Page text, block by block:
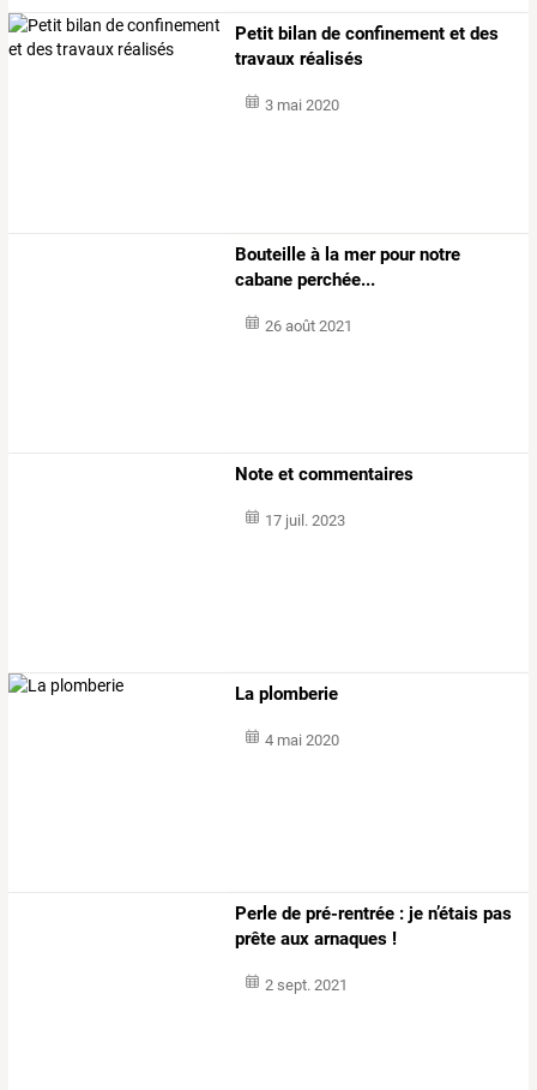
Petit bilan de confinement et des
travaux réalisés
3 mai 2020
Bouteille à la mer pour notre
cabane perchée...
26 août 2021
Note et commentaires
17 juil. 2023
La plomberie
4 mai 2020
Perle de pré-rentrée : je n’étais pas
prête aux arnaques !
2 sept. 2021